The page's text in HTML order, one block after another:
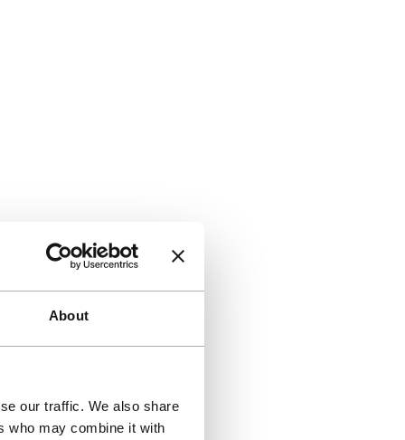
About
our traffic. We also share
who may combine it with